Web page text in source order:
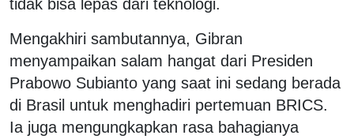
tidak bisa lepas dari teknologi.
Mengakhiri sambutannya, Gibran
menyampaikan salam hangat dari Presiden
Prabowo Subianto yang saat ini sedang berada
di Brasil untuk menghadiri pertemuan BRICS.
Ia juga mengungkapkan rasa bahagianya